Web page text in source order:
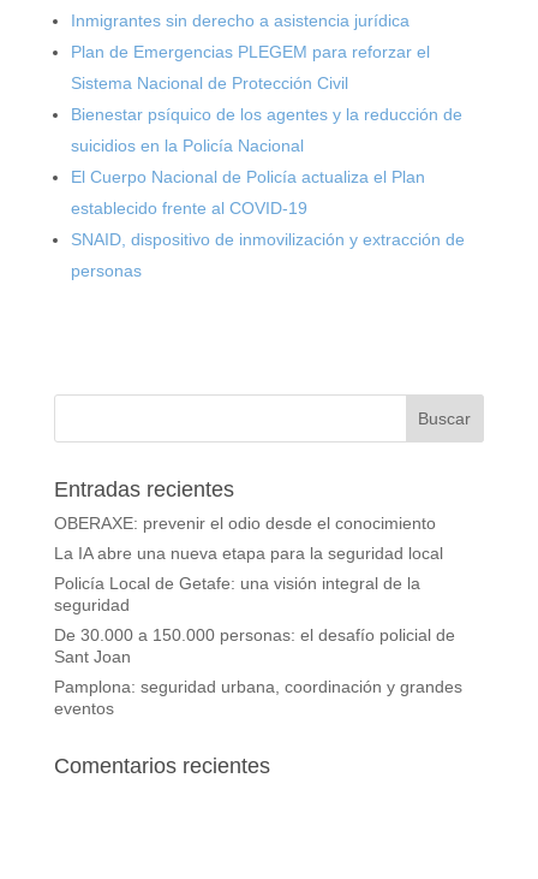
Inmigrantes sin derecho a asistencia jurídica
Plan de Emergencias PLEGEM para reforzar el
Sistema Nacional de Protección Civil
Bienestar psíquico de los agentes y la reducción de
suicidios en la Policía Nacional
El Cuerpo Nacional de Policía actualiza el Plan
establecido frente al COVID-19
SNAID, dispositivo de inmovilización y extracción de
personas
Entradas recientes
OBERAXE: prevenir el odio desde el conocimiento
La IA abre una nueva etapa para la seguridad local
Policía Local de Getafe: una visión integral de la
seguridad
De 30.000 a 150.000 personas: el desafío policial de
Sant Joan
Pamplona: seguridad urbana, coordinación y grandes
eventos
Comentarios recientes